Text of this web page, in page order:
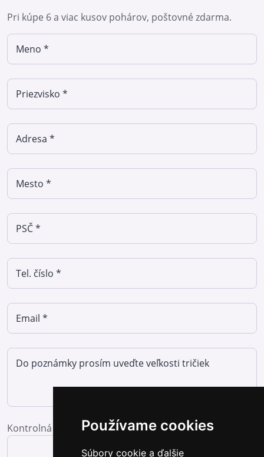
Používame cookies
Súbory cookie a ďalšie
Pri kúpe 6 a viac kusov pohárov, poštovné zdarma.
Kontrolná otázka: osem mínus tri